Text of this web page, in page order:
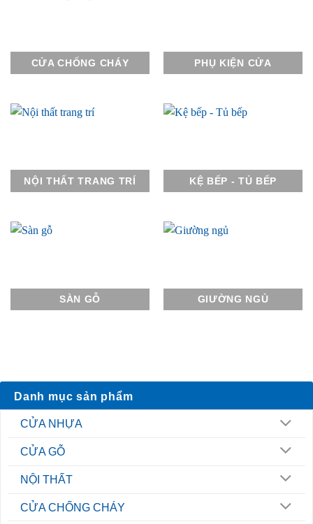
CỬA CHỐNG CHÁY PHỤ KIỆN CỬA
NỘI THẤT TRANG TRÍ KỆ BẾP - TỦ BẾP
SÀN GỖ GIƯỜNG NGỦ
Danh mục sản phẩm
CỬA NHỰA
CỬA GỖ
NỘI THẤT
CỬA CHỐNG CHÁY